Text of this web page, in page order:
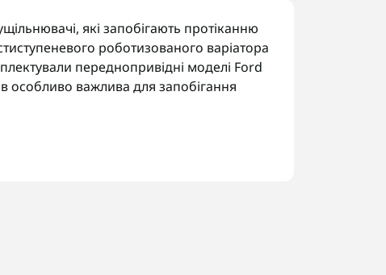
які запобігають протіканню
роботизованого варіатора
переднопривідні моделі Ford
особливо важлива для запобігання